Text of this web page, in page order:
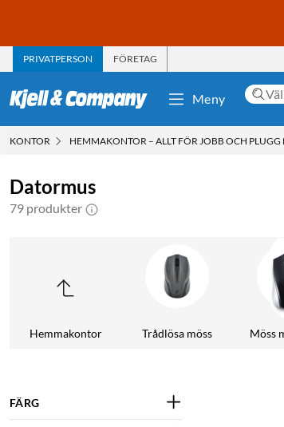
PRIVATPERSON FÖRETAG
Meny
KONTOR HEMMAKONTOR – ALLT FÖR JOBB OCH
Datormus
79 produkter
Hemmakontor Trådlösa möss Möss
FÄRG